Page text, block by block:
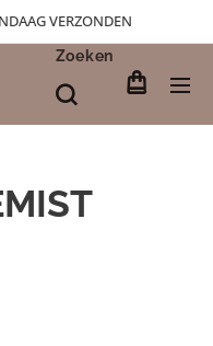
VERZONDEN
Zoeken